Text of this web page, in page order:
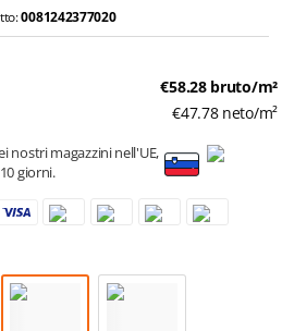
0081242377020
€58.28bruto/m²
€47.78neto/m²
nostri magazzini nell'UE,
giorni.